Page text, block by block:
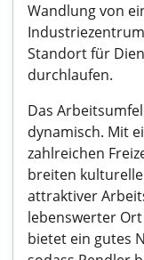
Wandlung von
Standort für
durchlaufen.
Das
dynamisch. Mit
zahlreichen
breiten
attraktiver
lebenswerter
bietet ein gutes